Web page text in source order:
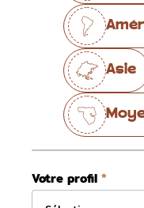
Asie
Votre profil